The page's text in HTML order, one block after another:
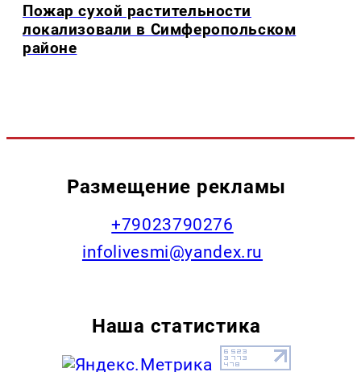
Пожар сухой растительности
локализовали в Симферопольском
районе
Размещение рекламы
+79023790276
infolivesmi@yandex.ru
Наша статистика